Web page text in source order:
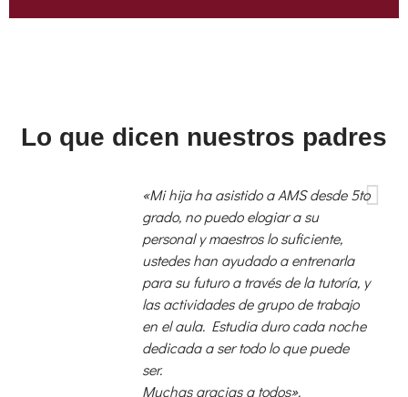
Lo que dicen nuestros padres
«Mi hija ha asistido a AMS desde 5to
grado, no puedo elogiar a su
personal y maestros lo suficiente,
ustedes han ayudado a entrenarla
para su futuro a través de la tutoría, y
las actividades de grupo de trabajo
en el aula. Estudia duro cada noche
dedicada a ser todo lo que puede
ser.
Muchas gracias a todos».